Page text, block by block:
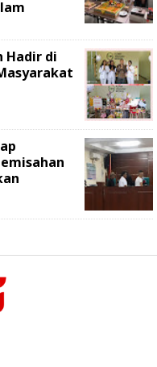
Hadir di